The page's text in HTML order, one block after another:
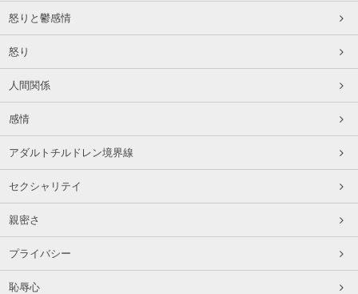
怒りと鬱感情
怒り
人間関係
感情
アダルトチルドレン境界線
セクシャリテイ
親密さ
プライバシー
恥辱心